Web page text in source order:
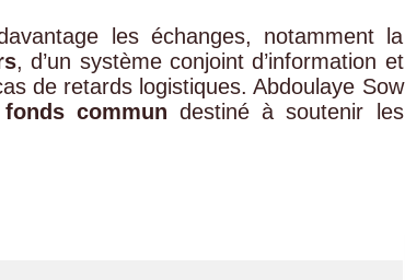
les échanges, notamment la
, d’un système conjoint d’information et
de retards logistiques. Abdoulaye Sow
fonds commun destiné à soutenir les